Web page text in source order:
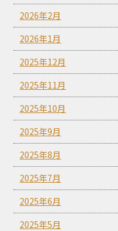
2026年2月
2026年1月
2025年12月
2025年11月
2025年10月
2025年9月
2025年8月
2025年7月
2025年6月
2025年5月